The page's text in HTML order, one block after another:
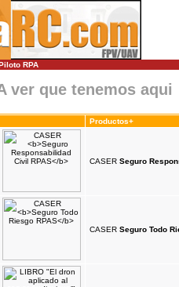
RPA
ver que tenemos aqui
Productos+
CASER Seguro
CASER Seguro Todo